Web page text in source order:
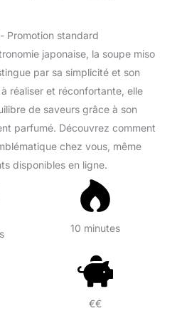
japonaise, la soupe miso
par sa simplicité et son
réaliser et réconfortante, elle
de saveurs grâce à son
parfumé. Découvrez comment
chez vous, même
disponibles en ligne.
10 minutes
€€